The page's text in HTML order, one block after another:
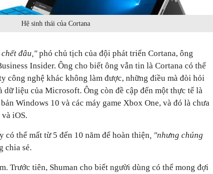
Hệ sinh thái của Cortana
đâu," phó chủ tịch của đội phát triển Cortana, ông
Insider. Ông cho biết ông vẫn tin là Cortana có thể
công nghệ khác không làm được, những điều mà đòi hỏi
dữ liệu của Microsoft. Ông còn đề cập đến một thực tế là
Windows 10 và các máy game Xbox One, và đó là chưa
iOS.
có thể mất từ 5 đến 10 năm để hoàn thiện , "nhưng chúng
chia sẻ.
Trước tiên, Shuman cho biết người dùng có thể mong đợi